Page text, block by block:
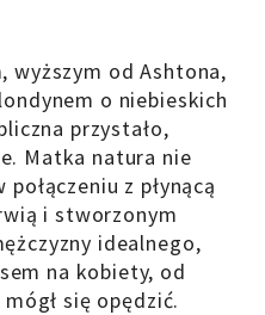
wyższym od Ashtona,
o niebieskich
przystało,
Matka natura nie
z płynącą
i stworzonym
idealnego,
na kobiety, od
się opędzić.